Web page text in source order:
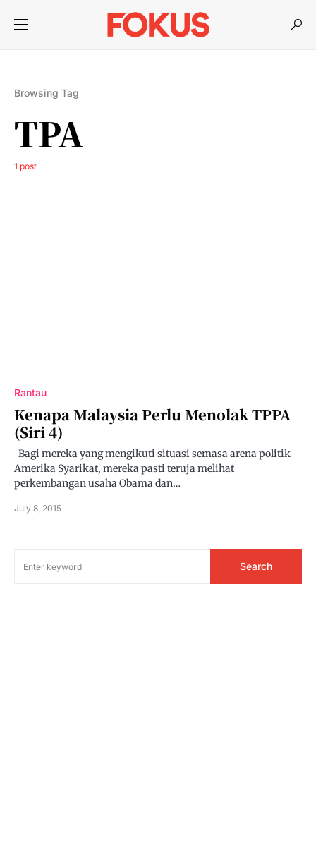
Browsing Tag
TPA
1 post
Rantau
Kenapa Malaysia Perlu Menolak TPPA
(siri 4)
Bagi mereka yang mengikuti situasi semasa arena politik
Amerika Syarikat, mereka pasti teruja melihat
perkembangan usaha Obama dan…
July 8, 2015
Search